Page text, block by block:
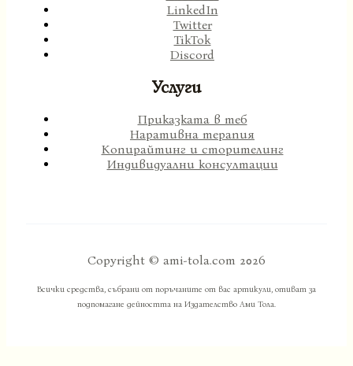
LinkedIn
Twitter
TikTok
Discord
Услуги
Приказката в теб
Наративна терапия
Копирайтинг и сторителинг
Индивидуални консултации
Copyright © ami-tola.com 2026
Всички средства, събрани от поръчаните от вас артикули, отиват за
подпомагане дейността на Издателство Ами Тола.